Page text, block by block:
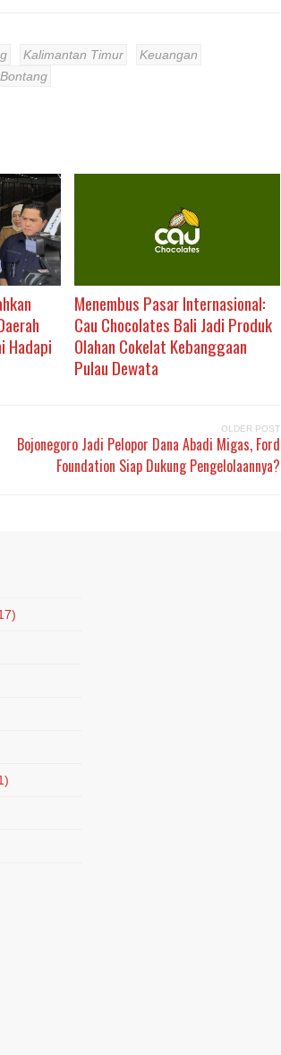
Kalimantan Timur
Keuangan
Hadapi
Menembus Pasar Internasional:
Cau Chocolates Bali Jadi Produk
Olahan Cokelat Kebanggaan
Pulau Dewata
OLDER POST
Bojonegoro Jadi Pelopor Dana Abadi Migas, Ford
Foundation Siap Dukung Pengelolaannya?